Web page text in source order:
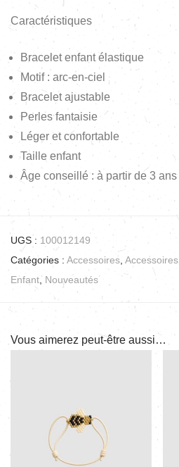
Caractéristiques
Bracelet enfant élastique
Motif : arc-en-ciel
Bracelet ajustable
Perles fantaisie
Léger et confortable
Taille enfant
Âge conseillé : à partir de 3 ans
UGS : 100012149
Catégories : Accessoires Accessoires
Enfant Nouveautés
Vous aimerez peut-être aussi…